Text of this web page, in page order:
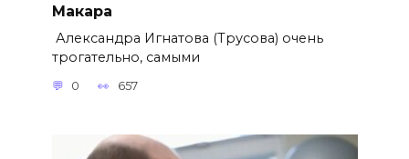
Макара
Александра Игнатова (Трусова) очень
трогательно, самыми
0 657